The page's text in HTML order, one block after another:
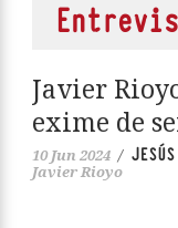
Javier
exime de
10 Jun 2024 /
Javier Rioyo